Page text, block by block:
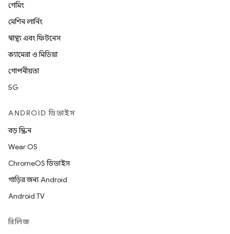
গেমিং
মেশিন লার্নিং
স্বাস্থ্য এবং ফিটনেস
ক্যামেরা ও মিডিয়া
গোপনীয়তা
5G
ANDROID ডিভাইস
বড় স্ক্রিন
Wear OS
ChromeOS ডিভাইস
গাড়ির জন্য Android
Android TV
রিলিজ